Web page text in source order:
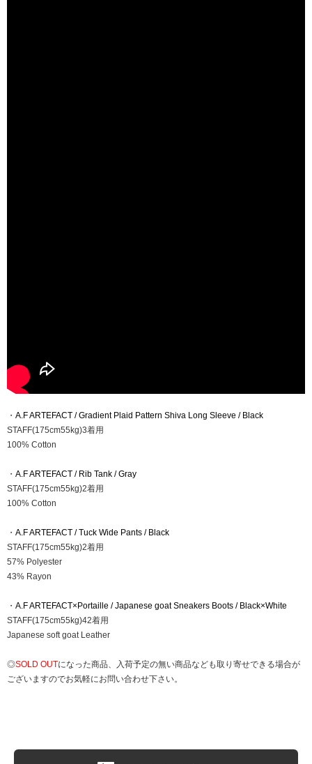
・ A.F ARTEFACT / Gradient Plaid Pattern Shiva Long Sleeve / Black
STAFF(175cm55kg)3着用
100% Cotton
・ A.F ARTEFACT / Rib Tank / Gray
STAFF(175cm55kg)2着用
100% Cotton
・ A.F ARTEFACT / Tuck Wide Pants / Black
STAFF(175cm55kg)2着用
57% Polyester
43% Rayon
・ A.F ARTEFACT×Portaille / Japanese goat Sneakers Boots / Black×White
STAFF(175cm55kg)42着用
Japanese soft goat Leather
◎SOLD OUTになった商品、入荷予定の無い商品なども取り寄せできる場合が
ございますのでお気軽にお問い合わせ下さい。